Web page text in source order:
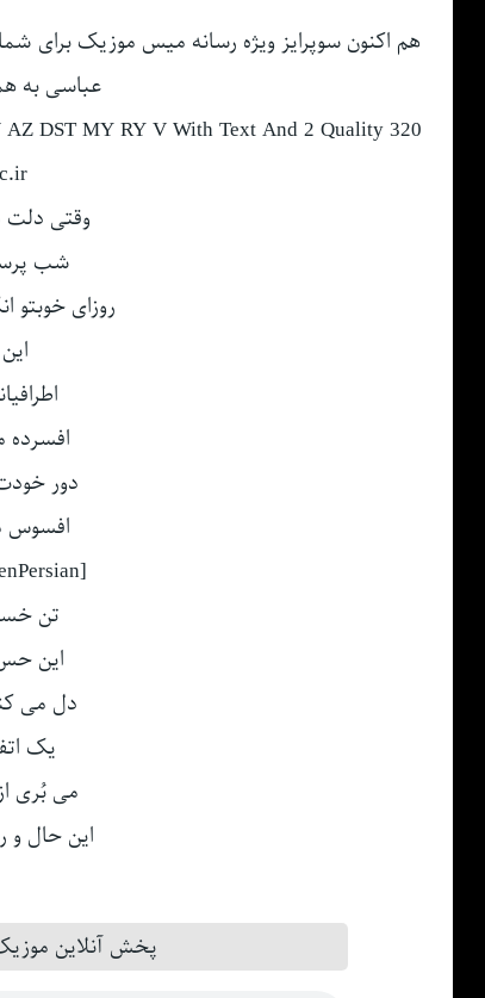
هم اکنون سوپرایز ویژه رسانه میس موزیک
عباسی به
DST MY RY V With Text And 2 Quality 320
وقتی
شب
روزای خوبتو
دور
افسوس
[Persian Music on ListenPersian] ♩⌛
تن
این
دل می
یک
می بُری
این حال
پخش آنلاین